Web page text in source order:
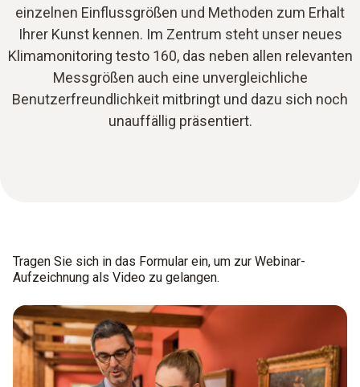
einzelnen Einflussgrößen und Methoden zum Erhalt
Ihrer Kunst kennen. Im Zentrum steht unser neues
Klimamonitoring testo 160, das neben allen relevanten
Messgrößen auch eine unvergleichliche
Benutzerfreundlichkeit mitbringt und dazu sich noch
unauffällig präsentiert.
Tragen Sie sich in das Formular ein, um zur Webinar-
Aufzeichnung als Video zu gelangen.